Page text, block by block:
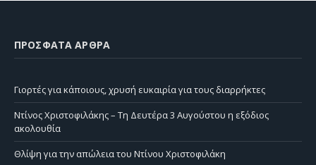
ΠΡΌΣΦΑΤΑ ΆΡΘΡΑ
Γιορτές για κάποιους, χρυσή ευκαιρία για τους διαρρήκτες
Ντίνος Χριστοφιλάκης – Τη Δευτέρα 3 Αυγούστου η εξόδιος
ακολουθία
Θλίψη για την απώλεια του Ντίνου Χριστοφιλάκη